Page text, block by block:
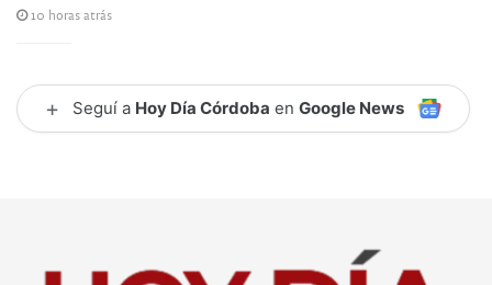
10 horas atrás
+ Seguí a Hoy Día Córdoba en Google News